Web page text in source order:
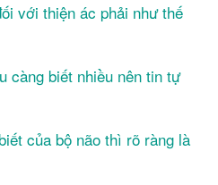
với thiện ác phải như thế
càng biết nhiều nên tin tự
của bộ não thì rõ ràng là